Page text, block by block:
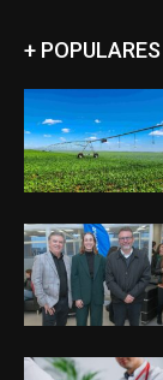
+ POPULARES